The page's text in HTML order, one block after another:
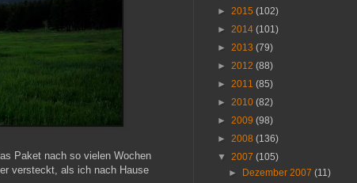
Paket nach so vielen Wochen
versteckt, als ich nach Hause
► 2015 (102)
► 2014 (101)
► 2013 (79)
► 2012 (88)
► 2011 (85)
► 2010 (82)
► 2009 (98)
► 2008 (136)
▼ 2007 (105)
►
Dezember 2007(11)